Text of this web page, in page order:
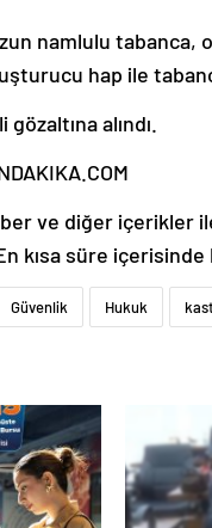
namlulu
hap ile
alındı.
ve diğer içerikler
kısa süre
Güvenlik Hukuk